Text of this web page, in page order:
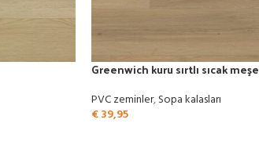
Greenwich kuru sırtlı sıcak meşe
PVC zeminler,Sopa kalasları
€39,95